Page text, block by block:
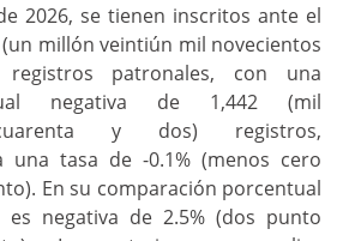
2026, se tienen inscritos ante el
millón veintiún mil novecientos
patronales, con una
negativa de 1,442 (mil
y dos) registros,
una tasa de -0.1% (menos cero
En su comparación porcentual
negativa de 2.5% (dos punto